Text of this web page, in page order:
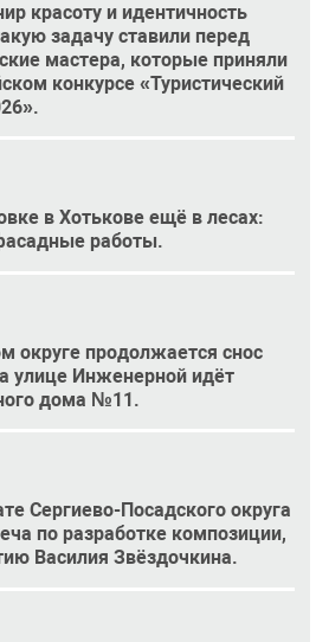
красоту и идентичность
задачу ставили перед
мастера, которые приняли
конкурсе «Туристический
в Хотькове ещё в лесах:
работы.
округе продолжается снос
улице Инженерной идёт
дома №11.
Сергиево-Посадского округа
по разработке композиции,
Василия Звёздочкина.